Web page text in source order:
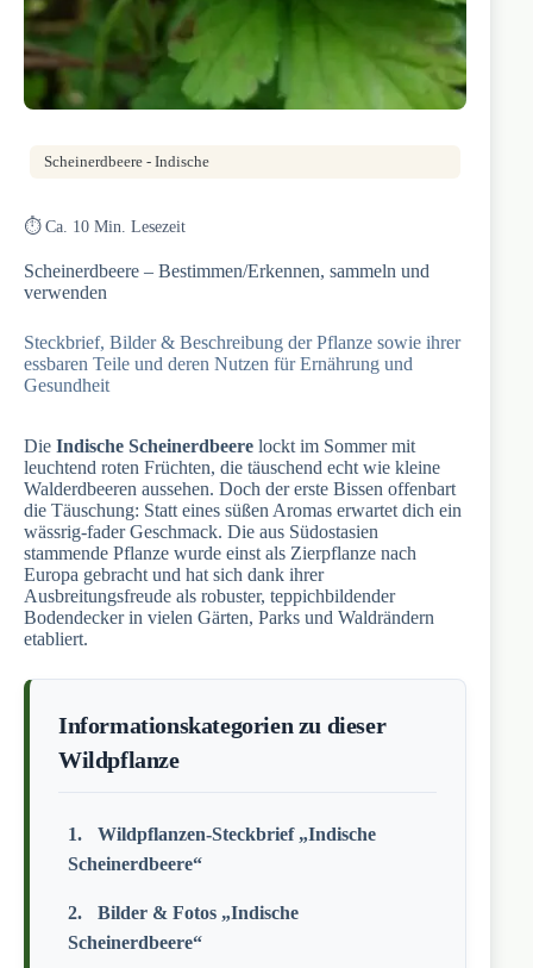
Scheinerdbeere - Indische
⏱️ Ca. 10 Min. Lesezeit
Scheinerdbeere – Bestimmen/Erkennen, sammeln und
verwenden
Steckbrief, Bilder & Beschreibung der Pflanze sowie ihrer
essbaren Teile und deren Nutzen für Ernährung und
Gesundheit
Die Indische Scheinerdbeere lockt im Sommer mit
leuchtend roten Früchten, die täuschend echt wie kleine
Walderdbeeren aussehen. Doch der erste Bissen offenbart
die Täuschung: Statt eines süßen Aromas erwartet dich ein
wässrig-fader Geschmack. Die aus Südostasien
stammende Pflanze wurde einst als Zierpflanze nach
Europa gebracht und hat sich dank ihrer
Ausbreitungsfreude als robuster, teppichbildender
Bodendecker in vielen Gärten, Parks und Waldrändern
etabliert.
Informationskategorien zu dieser
Wildpflanze
Wildpflanzen-Steckbrief „Indische
Scheinerdbeere“
Bilder & Fotos „Indische
Scheinerdbeere“